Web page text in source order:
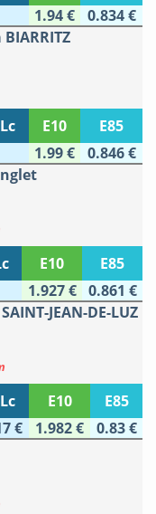
1.94 €
0.834 €
BIARRITZ
E10
E85
1.99 €
0.846 €
E10
E85
1.927 €
0.861 €
JEAN-DE-LUZ
E10
E85
€ 1.982 €
0.83 €